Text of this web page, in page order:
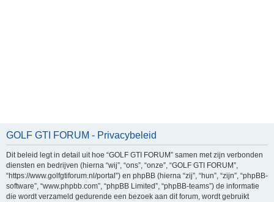
GOLF GTI FORUM - Privacybeleid
Dit beleid legt in detail uit hoe “GOLF GTI FORUM” samen met zijn verbonden
diensten en bedrijven (hierna “wij”, “ons”, “onze”, “GOLF GTI FORUM”,
“https://www.golfgtiforum.nl/portal”) en phpBB (hierna “zij”, “hun”, “zijn”, “phpBB-
software”, “www.phpbb.com”, “phpBB Limited”, “phpBB-teams”) de informatie
die wordt verzameld gedurende een bezoek aan dit forum, wordt gebruikt